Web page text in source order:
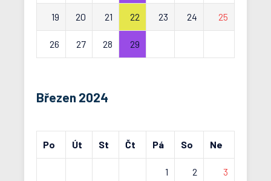
19 20 21 22 23 24 25
26 27 28 29
Březen 2024
Po Út St Čt Pá So Ne
1 2 3